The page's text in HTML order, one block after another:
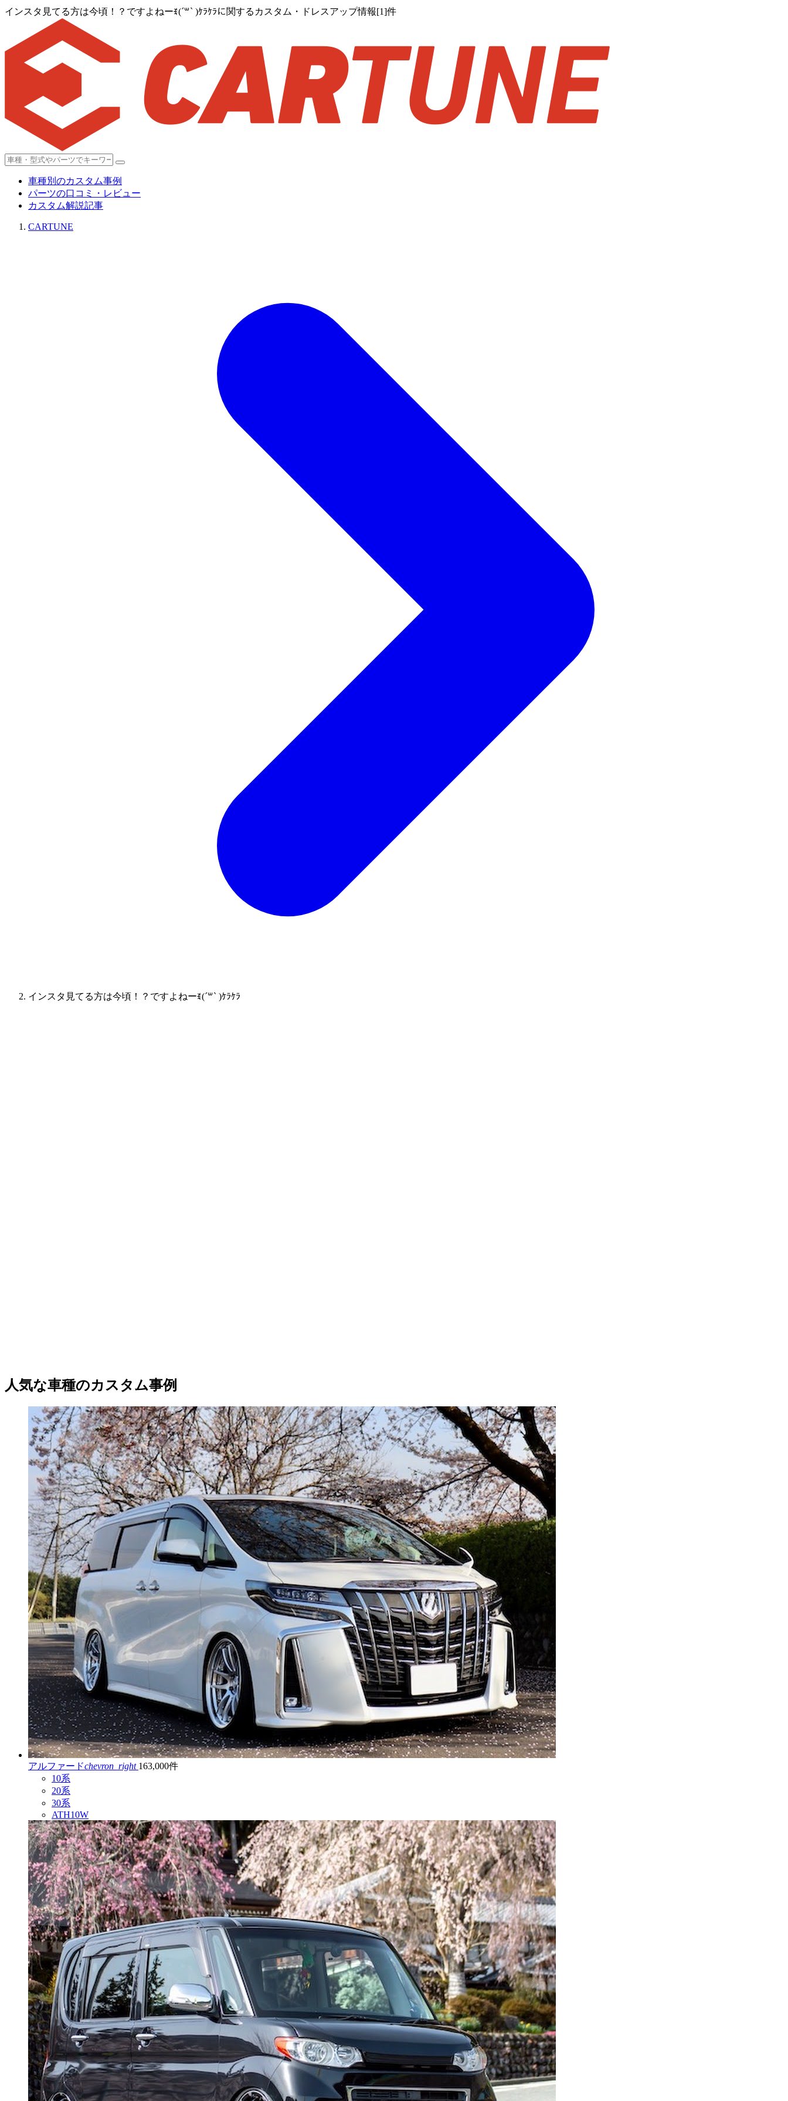
インスタ見てる方は今頃！？ですよねーꉂ(´꒳` )ｹﾗｹﾗに関するカスタム・ドレスアップ情報[1]件
車種別のカスタム事例
パーツの口コミ・レビュー
カスタム解説記事
CARTUNE
インスタ見てる方は今頃！？ですよねーꉂ(´꒳` )ｹﾗｹﾗ
人気な車種のカスタム事例
アルファードchevron_right 163,000件
10系
20系
30系
ATH10W